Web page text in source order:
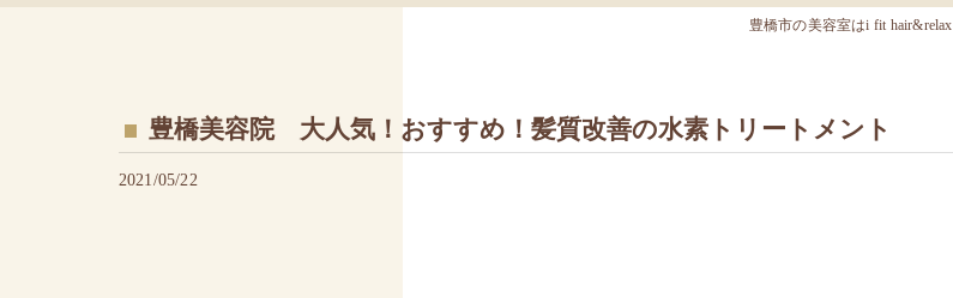
豊橋市の美容室はi fit hair&relax
豊橋美容院 大人気！おすすめ！髪質改善の水素トリートメント
2021/05/22